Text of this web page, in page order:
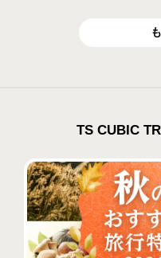
TS CUBIC